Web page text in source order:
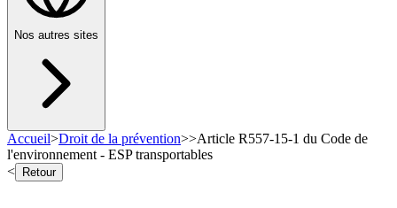
Nos autres sites
Accueil>Droit de la prévention>>Article R557-15-1 du Code de
l'environnement - ESP transportables
<
Retour